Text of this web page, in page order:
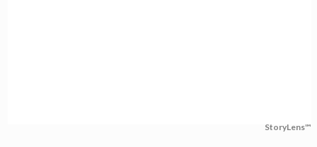
StoryLens™